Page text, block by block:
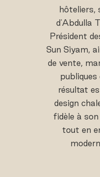
hôteliers,
d'Abdulla
Président
Sun Siyam,
de vente,
publiques
résultat
design
fidèle à
tout en